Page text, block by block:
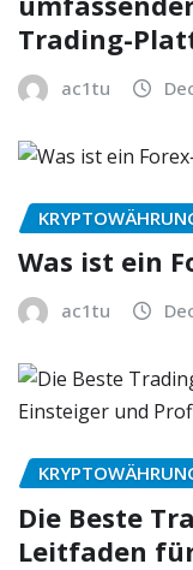
Trading-
ac1tu
Was ist ein
ac1tu
Die Beste
Leitfaden